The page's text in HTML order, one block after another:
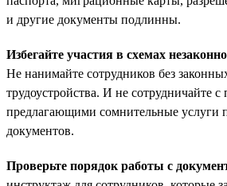
и другие документы подлинны.
Избегайте участия в схемах
Не нанимайте сотрудников без
трудоустройства. И не сотрудничайте
предлагающими сомнительные услуги
документов.
Проверьте порядок работы с